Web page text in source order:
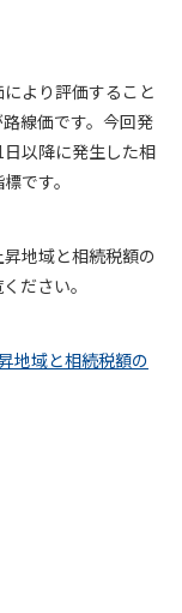
より評価すること
線価です。今回発
以降に発生した相
です。
地域と相続税額の
ださい。
地域と相続税額の